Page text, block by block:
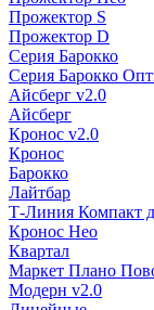
Прожектор S
Прожектор D
Серия Барокко
Серия Барокко
Айсберг v2.0
Айсберг
Кронос v2.0
Кронос
Барокко
Лайтбар
Т-Линия Компакт
Кронос Нео
Квартал
Маркет Плано
Модерн v2.0